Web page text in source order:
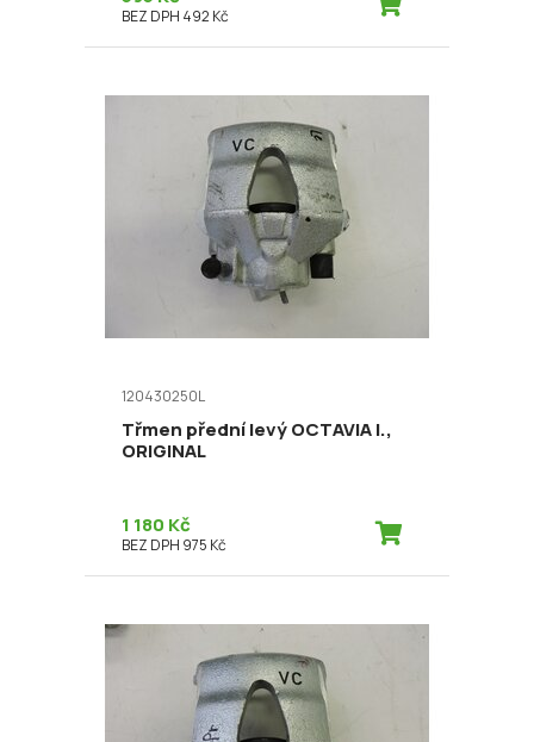
BEZ DPH 492 Kč
120430250L
Třmen přední levý OCTAVIA I.,
ORIGINAL
1 180 Kč
BEZ DPH 975 Kč